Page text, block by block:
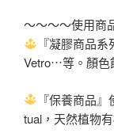
～～～～使用商
『凝膠商品
Vetro⋯等。顏色
『保養商品
tual，天然植物